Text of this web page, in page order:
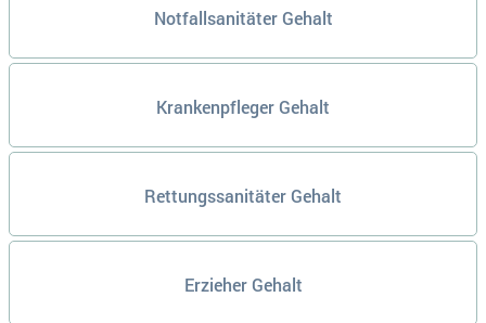
Notfallsanitäter Gehalt
Krankenpfleger Gehalt
Rettungssanitäter Gehalt
Erzieher Gehalt